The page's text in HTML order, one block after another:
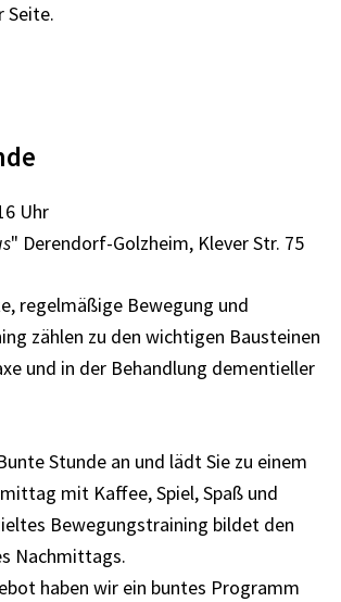
Seite.
Uhr
" Derendorf-Golzheim, Klever Str. 75
regelmäßige Bewegung und
zählen zu den wichtigen Bausteinen
und in der Behandlung dementieller
Stunde an und lädt Sie zu einem
mit Kaffee, Spiel, Spaß und
Bewegungstraining bildet den
Nachmittags.
haben wir ein buntes Programm